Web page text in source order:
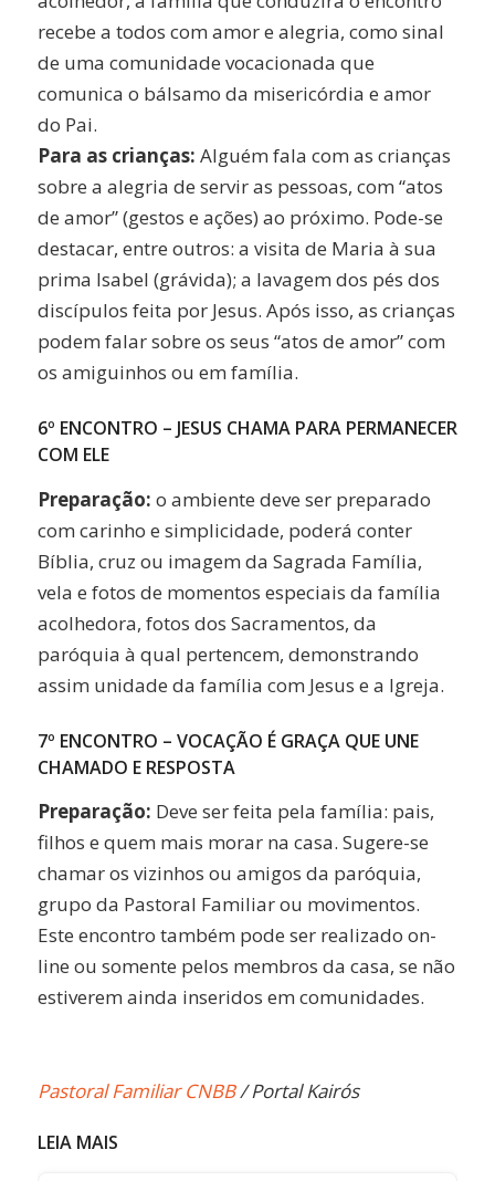
recebe a todos com amor e alegria, como sinal
de uma comunidade vocacionada que
comunica o bálsamo da misericórdia e amor
do Pai.
Para as crianças: Alguém fala com as crianças
sobre a alegria de servir as pessoas, com “atos
de amor” (gestos e ações) ao próximo. Pode-se
destacar, entre outros: a visita de Maria à sua
prima Isabel (grávida); a lavagem dos pés dos
discípulos feita por Jesus. Após isso, as crianças
podem falar sobre os seus “atos de amor” com
os amiguinhos ou em família.
6º ENCONTRO – JESUS CHAMA PARA PERMANECER
COM ELE
Preparação: o ambiente deve ser preparado
com carinho e simplicidade, poderá conter
Bíblia, cruz ou imagem da Sagrada Família,
vela e fotos de momentos especiais da família
acolhedora, fotos dos Sacramentos, da
paróquia à qual pertencem, demonstrando
assim unidade da família com Jesus e a Igreja.
7º ENCONTRO – VOCAÇÃO É GRAÇA QUE UNE
CHAMADO E RESPOSTA
Preparação: Deve ser feita pela família: pais,
filhos e quem mais morar na casa. Sugere-se
chamar os vizinhos ou amigos da paróquia,
grupo da Pastoral Familiar ou movimentos.
Este encontro também pode ser realizado on-
line ou somente pelos membros da casa, se não
estiverem ainda inseridos em comunidades.
Pastoral Familiar CNBB/ Portal Kairós
LEIA MAIS